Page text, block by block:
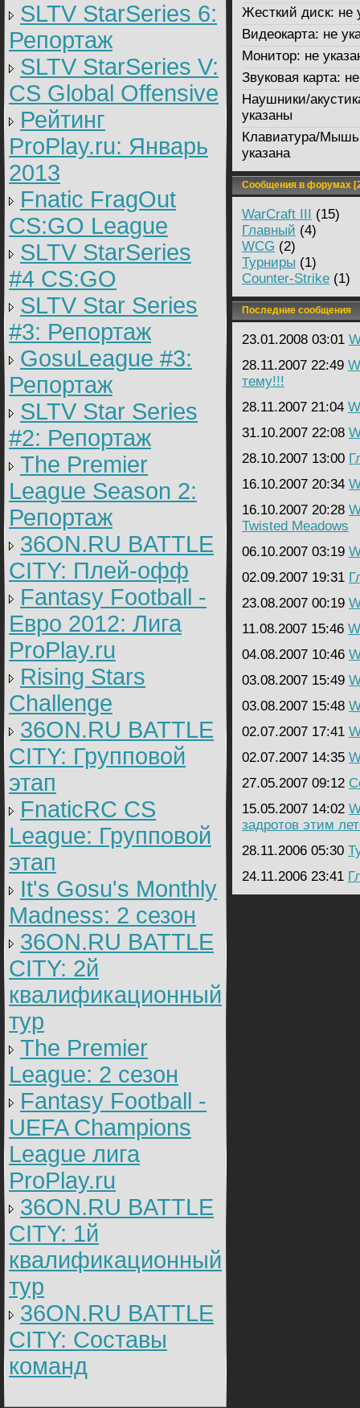
SLTV StarSeries 6:
Репортаж
SLTV StarSeries V:
CS Global Offensive
Рейтинг
ProPlay.ru: Январь
2013
Fnatic FragOut
CS:GO League
SLTV StarSeries
#4 CS:GO
SLTV Star Series
#3: Репортаж
GosuLeague #3:
Репортаж
SLTV Star Series
#2: Репортаж
The Premier
League Season 2:
Репортаж
36ON.RU BATTLE
CITY: Плей-офф
Fantasy Football -
Евро 2012: Лига
ProPlay.ru
Rising Stars
Challenge
36ON.RU BATTLE
CITY: Групповой
этап
FnaticRC CS
League: Групповой
этап
It's Gosu's Monthly
Madness: 2 сезон
36ON.RU BATTLE
CITY: 2й
квалификационный
тур
The Premier
League: 2 cезон
Fantasy Football -
UEFA Champions
League лига
ProPlay.ru
36ON.RU BATTLE
CITY: 1й
квалификационный
тур
36ON.RU BATTLE
CITY: Составы
команд
Жесткий диск: не
Видеокарта: не
Монитор: не
Звуковая карта:
Наушники/
указаны
Клавиатура/
указана
Сообщения в форумах
WarCraft III (15)
Главный (4)
WCG (2)
Турниры (1)
Counter-Strike (1)
Последние сообщения
23.01.2008 03:01
28.11.2007 22:49
тему!!!
28.11.2007 21:04
31.10.2007 22:08
28.10.2007 13:00
16.10.2007 20:34
16.10.2007 20:28
Twisted Meadows
06.10.2007 03:19
02.09.2007 19:31
23.08.2007 00:19
11.08.2007 15:46
04.08.2007 10:46
03.08.2007 15:49
03.08.2007 15:48
02.07.2007 17:41
02.07.2007 14:35
27.05.2007 09:12
15.05.2007 14:02
задротов этим
28.11.2006 05:30
24.11.2006 23:41